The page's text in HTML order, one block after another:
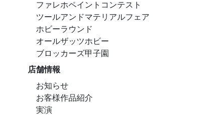
ファレホペイントコンテスト
ツールアンドマテリアルフェア
ホビーラウンド
オールザッツホビー
ブロッカーズ甲子園
店舗情報
お知らせ
お客様作品紹介
実演